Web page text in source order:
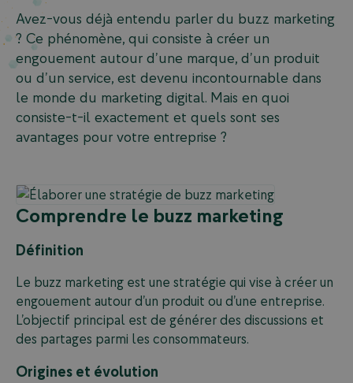
Avez-vous déjà entendu parler du buzz marketing
? Ce phénomène, qui consiste à créer un
engouement autour d’une marque, d’un produit
ou d’un service, est devenu incontournable dans
le monde du marketing digital. Mais en quoi
consiste-t-il exactement et quels sont ses
avantages pour votre entreprise ?
Comprendre le buzz marketing
Définition
Le buzz marketing est une stratégie qui vise à créer un
engouement autour d’un produit ou d’une entreprise.
L’objectif principal est de générer des discussions et
des partages parmi les consommateurs.
Origines et évolution